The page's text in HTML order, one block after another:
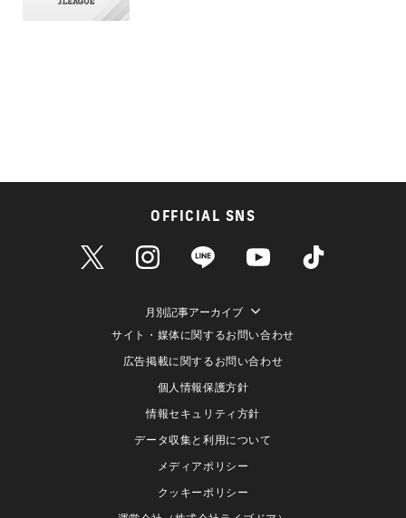
OFFICIAL SNS
月別記事アーカイブ
サイト・媒体に関するお問い合わせ
広告掲載に関するお問い合わせ
個人情報保護方針
情報セキュリティ方針
データ収集と利用について
メディアポリシー
クッキーポリシー